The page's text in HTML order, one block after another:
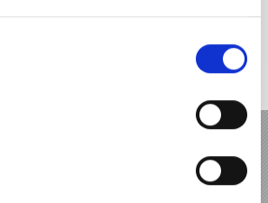
IN HET ORTLERGEBIET